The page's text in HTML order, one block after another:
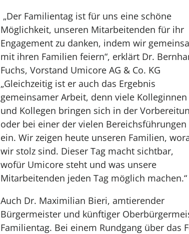
„Der Familientag ist für uns eine schöne
Möglichkeit, unseren Mitarbeitenden für ihr
Engagement zu danken, indem wir
mit ihren Familien feiern“, erklärt Dr.
Fuchs, Vorstand Umicore AG & Co. KG
„Gleichzeitig ist er auch das Ergebnis
gemeinsamer Arbeit, denn viele Kolleginnen
und Kollegen bringen sich in der
oder bei einer der vielen Bereichsführungen
ein. Wir zeigen heute unseren Familien,
wir stolz sind. Dieser Tag macht sichtbar,
wofür Umicore steht und was unsere
Mitarbeitenden jeden Tag möglich machen.“
Auch Dr. Maximilian Bieri, amtierender
Bürgermeister und künftiger
Familientag. Bei einem Rundgang über das